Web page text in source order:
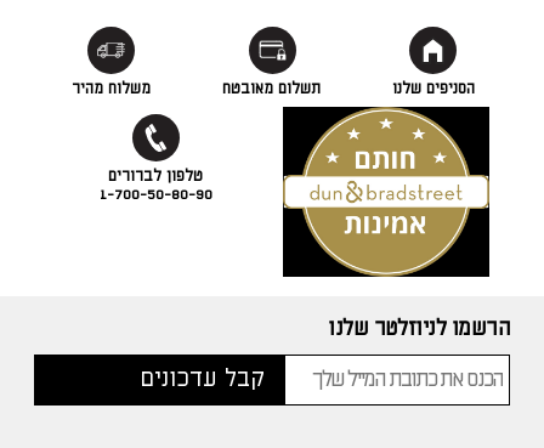
הסניפים שלנו תשלום מאובטח משלוח מהיר
1-700-50-80-90
הרשמו לניוזלטר שלנו